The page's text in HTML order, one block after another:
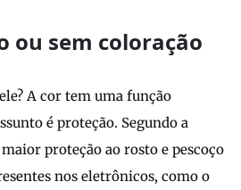
ou sem coloração
A cor tem uma função
é proteção. Segundo a
proteção ao rosto e pescoço
nos eletrônicos, como o